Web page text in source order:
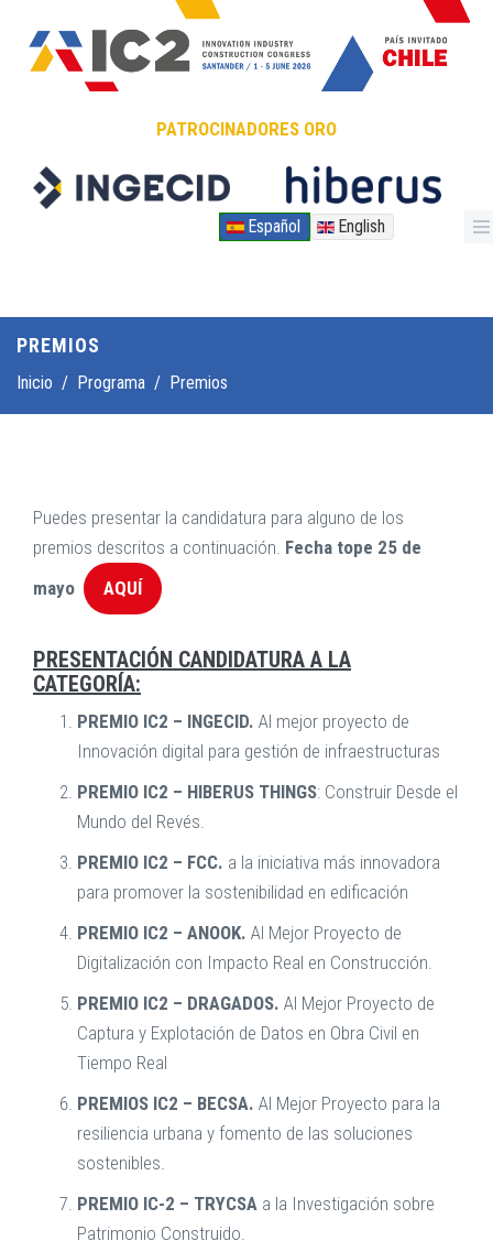
Pasar al contenido principal
PATROCINADORES ORO
Español English
PREMIOS
Inicio / Programa / Premios
Puedes presentar la candidatura para alguno de los
premios descritos a continuación. Fecha tope 25 de
mayo
AQUÍ
PRESENTACIÓN CANDIDATURA A LA
CATEGORÍA:
PREMIO IC2 – INGECID. Al mejor proyecto de
Innovación digital para gestión de infraestructuras
PREMIO IC2 – HIBERUS THINGS: Construir Desde el
Mundo del Revés.
PREMIO IC2 – FCC. a la iniciativa más innovadora
para promover la sostenibilidad en edificación
PREMIO IC2 – ANOOK. Al Mejor Proyecto de
Digitalización con Impacto Real en Construcción.
PREMIO IC2 – DRAGADOS. Al Mejor Proyecto de
Captura y Explotación de Datos en Obra Civil en
Tiempo Real
PREMIOS IC2 – BECSA. Al Mejor Proyecto para la
resiliencia urbana y fomento de las soluciones
sostenibles.
PREMIO IC-2 – TRYCSA a la Investigación sobre
Patrimonio Construido.